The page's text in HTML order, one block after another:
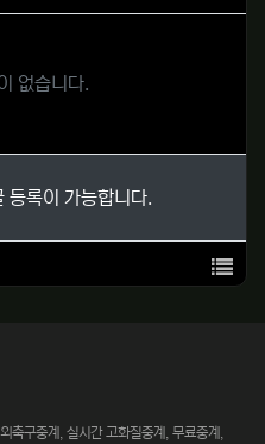
없습니다.
등록이 가능합니다.
목록
구중계, 실시간 고화질중계, 무료중계,